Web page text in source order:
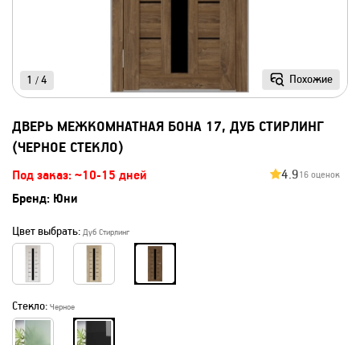
Похожие
1 / 4
ДВЕРЬ МЕЖКОМНАТНАЯ БОНА 17, ДУБ СТИРЛИНГ
(ЧЕРНОЕ СТЕКЛО)
Под заказ: ~10-15 дней 4.916 оценок
Бренд: Юни
Цвет выбрать: Дуб Стирлинг
Стекло: Черное